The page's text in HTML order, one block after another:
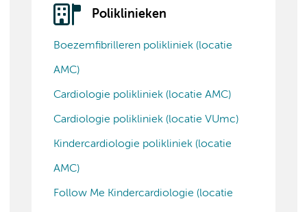
Poliklinieken
Boezemfibrilleren polikliniek (locatie
AMC)
Cardiologie polikliniek (locatie AMC)
Cardiologie polikliniek (locatie VUmc)
Kindercardiologie polikliniek (locatie
AMC)
Follow Me Kindercardiologie (locatie